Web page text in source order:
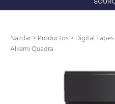
Nazdar>Productos>Digital
Alkemi Quadra